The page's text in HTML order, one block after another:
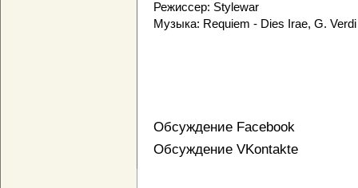
Режиссер: Stylewar
Музыка: Requiem - Dies Irae, G. Verdi
Обсуждение Facebook
Обсуждение VKontakte